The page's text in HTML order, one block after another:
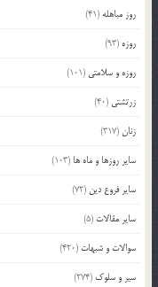
روز مباهله (41)
روزه (93)
روزه و سلامتی (101)
زرتشتی (40)
زنان(317)
سایر روزها و ماه ها (103)
سایر فروع دین (72)
سایر مقالات (5)
سوالات و شبهات (420)
سیر و سلوک (274)